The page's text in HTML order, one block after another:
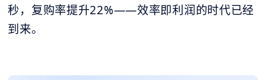
秒，复购率提升22%——效率即利润的时代已经
到来。